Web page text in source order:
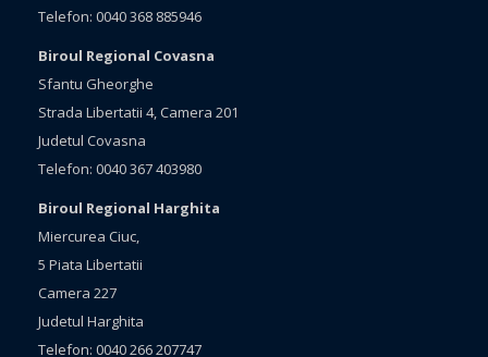
Telefon: 0040 368 885946
Biroul Regional Covasna
Sfantu Gheorghe
Strada Libertatii 4, Camera 201
Judetul Covasna
Telefon: 0040 367 403980
Biroul Regional Harghita
Miercurea Ciuc,
5 Piata Libertatii
Camera 227
Judetul Harghita
Telefon: 0040 266 207747